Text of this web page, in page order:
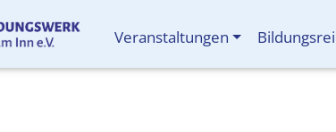
Veranstaltungen